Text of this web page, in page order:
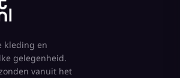
kleding en
gelegenheid.
vanuit het